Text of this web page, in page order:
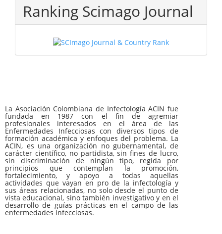
Ranking Scimago Journal
La Asociación Colombiana de Infectología ACIN fue
fundada en 1987 con el fin de agremiar
profesionales interesados en el área de las
Enfermedades Infecciosas con diversos tipos de
formación académica y enfoques del problema. La
ACIN, es una organización no gubernamental, de
carácter científico, no partidista, sin fines de lucro,
sin discriminación de ningún tipo, regida por
principios que contemplan la promoción,
fortalecimiento, y apoyo a todas aquellas
actividades que vayan en pro de la infectología y
sus áreas relacionadas, no solo desde el punto de
vista educacional, sino también investigativo y en el
desarrollo de guías prácticas en el campo de las
enfermedades infecciosas.